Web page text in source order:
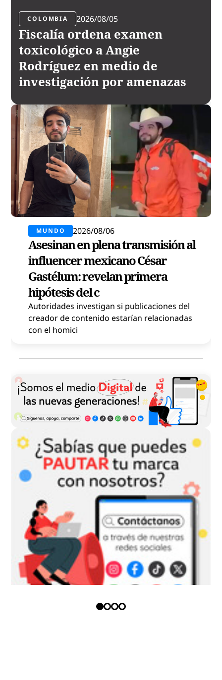
MUNDO 2026/08/06
Asesinan en plena transmisión al
influencer mexicano César
Gastélum: revelan primera
hipótesis del c
Autoridades investigan si publicaciones del
creador de contenido estarían relacionadas
con el homici
COLOMBIA 2026/08/05
Fiscalía ordena examen
toxicológico a Angie
Rodríguez en medio de
investigación por amenazas